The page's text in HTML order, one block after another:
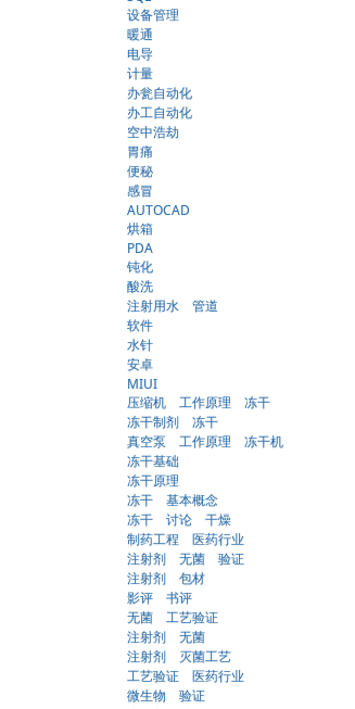
设备管理
暖通
电导
计量
办瓮自动化
办工自动化
空中浩劫
胃痛
便秘
感冒
AUTOCAD
烘箱
PDA
钝化
酸洗
注射用水 管道
软件
水针
安卓
MIUI
压缩机 工作原理 冻干
冻干制剂 冻干
真空泵 工作原理 冻干机
冻干基础
冻干原理
冻干 基本概念
冻干 讨论 干燥
制药工程 医药行业
注射剂 无菌 验证
注射剂 包材
影评 书评
无菌 工艺验证
注射剂 无菌
注射剂 灭菌工艺
工艺验证 医药行业
微生物 验证